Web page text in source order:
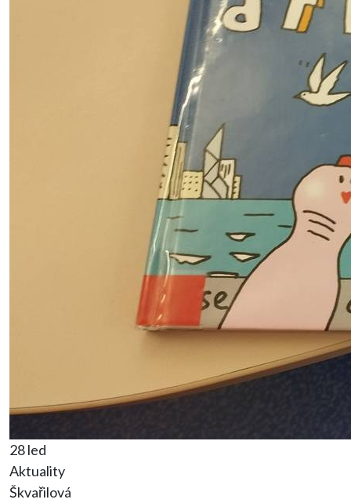
28 led
Aktuality
Škvařilová